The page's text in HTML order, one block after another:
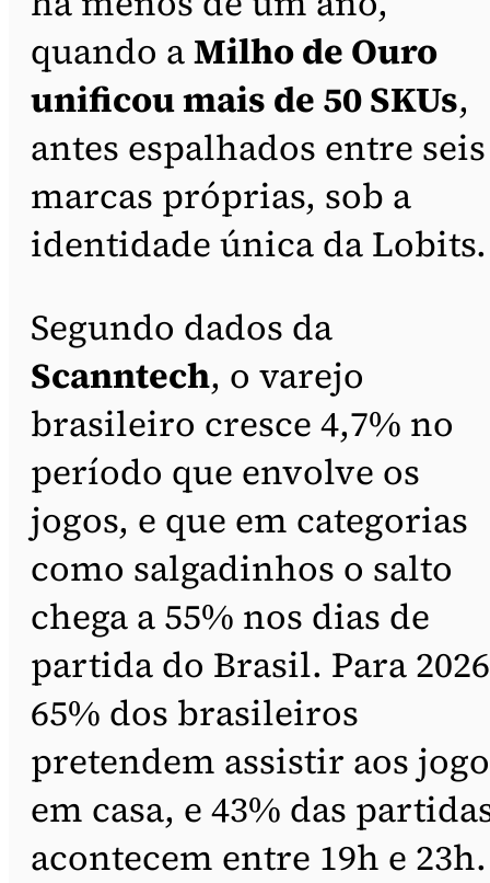
quando aMilho de Ouro
unificou mais de 50 SKUs,
antes espalhados entre seis
marcas próprias, sob a
identidade única da Lobits.
Segundo dados da
Scanntech, o varejo
brasileiro cresce 4,7% no
período que envolve os
jogos, e que em categorias
como salgadinhos o salto
chega a 55% nos dias de
partida do Brasil. Para
65% dos brasileiros
pretendem assistir aos
em casa, e 43% das
acontecem entre 19h e 23h.